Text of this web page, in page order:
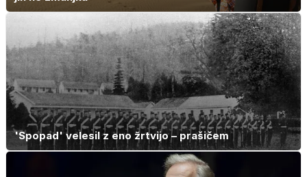
'Spopad' velesil z eno žrtvijo – prašičem